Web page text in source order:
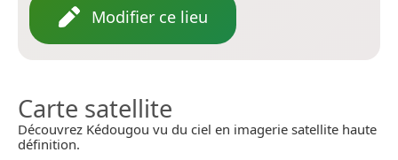
Modifier ce lieu
Carte satellite
Découvrez Kédougou vu du ciel en imagerie satellite haute
définition.